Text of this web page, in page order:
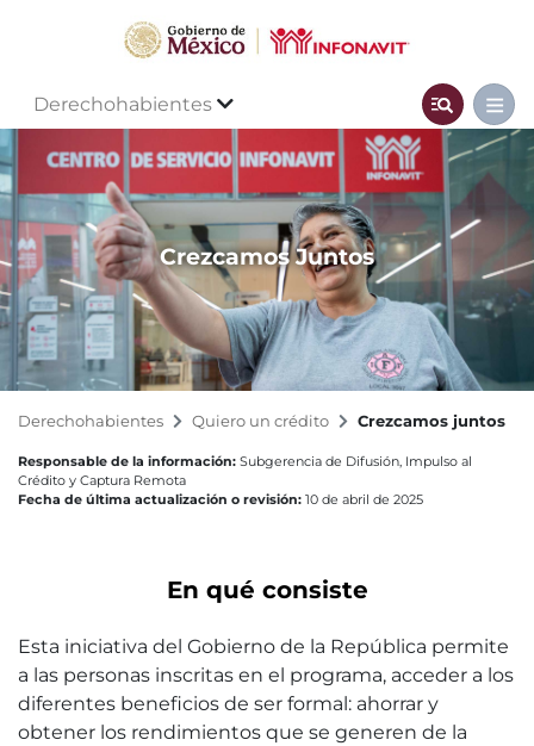
Derechohabientes
Crezcamos Juntos
Derechohabientes Quiero un crédito Crezcamos juntos
Responsable de la información: Subgerencia de Difusión, Impulso al
Crédito y Captura Remota
Fecha de última actualización o revisión: 10 de abril de 2025
En qué consiste
Esta iniciativa del Gobierno de la República permite
a las personas inscritas en el programa, acceder a los
diferentes beneficios de ser formal: ahorrar y
obtener los rendimientos que se generen de la